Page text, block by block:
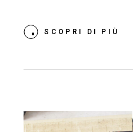
SCOPRI DI PIÙ